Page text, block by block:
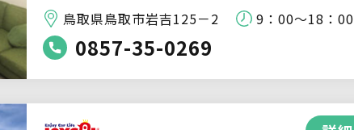
鳥取県鳥取市岩吉125－2 9：00～18：00
0857-35-0269